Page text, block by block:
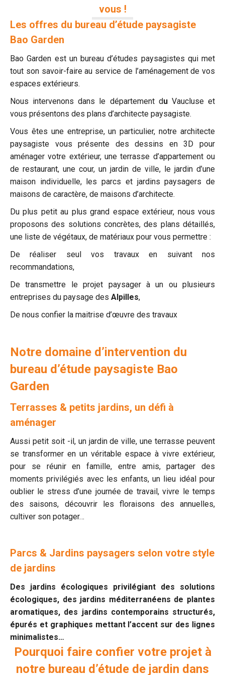
vous !
Les offres du bureau d’étude paysagiste
Bao Garden
Bao Garden est un bureau d’études paysagistes qui met
tout son savoir-faire au service de l’aménagement de vos
espaces extérieurs.
Nous intervenons dans le département du Vaucluse et
vous présentons des plans d’architecte paysagiste.
Vous êtes une entreprise, un particulier, notre architecte
paysagiste vous présente des dessins en 3D pour
aménager votre extérieur, une terrasse d’appartement ou
de restaurant, une cour, un jardin de ville, le jardin d’une
maison individuelle, les parcs et jardins paysagers de
maisons de caractère, de maisons d’architecte.
Du plus petit au plus grand espace extérieur, nous vous
proposons des solutions concrètes, des plans détaillés,
une liste de végétaux, de matériaux pour vous permettre :
De réaliser seul vos travaux en suivant nos
recommandations,
De transmettre le projet paysager à un ou plusieurs
entreprises du paysage des Alpilles,
De nous confier la maitrise d’œuvre des travaux
Notre domaine d’intervention du
bureau d’étude paysagiste Bao
Garden
Terrasses & petits jardins, un défi à
aménager
Aussi petit soit -il, un jardin de ville, une terrasse peuvent
se transformer en un véritable espace à vivre extérieur,
pour se réunir en famille, entre amis, partager des
moments privilégiés avec les enfants, un lieu idéal pour
oublier le stress d’une journée de travail, vivre le temps
des saisons, découvrir les floraisons des annuelles,
cultiver son potager…
Parcs & Jardins paysagers selon votre style
de jardins
Des jardins écologiques privilégiant des solutions
écologiques, des jardins méditerranéens de plantes
aromatiques, des jardins contemporains structurés,
épurés et graphiques mettant l’accent sur des lignes
minimalistes…
Pourquoi faire confier votre projet à
notre bureau d’étude de jardin dans